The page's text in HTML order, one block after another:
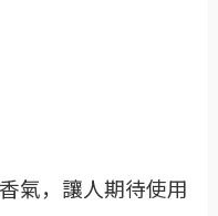
氣，讓人期待使用